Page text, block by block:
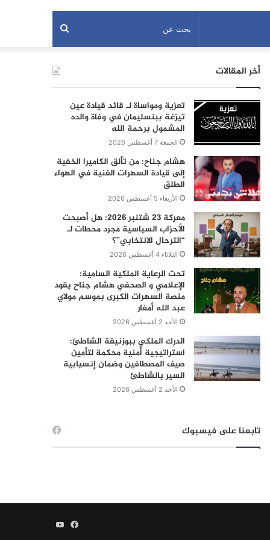
بحث
عن أخر المقالات
تعزية ومواساة لـ قائد قيادة عين
تيزغة ببنسليمان في وفاة والده
المشمول برحمة الله
الجمعة 7 أغسطس 2026
هشام جناح: من تألق الكاميرا الخفية
إلى قيادة السهرات الفنية في الهواء
الطلق
الأربعاء 5 أغسطس 2026
معركة 23 شتنبر 2026: هل أصبحت
الأحزاب السياسية مجرد محطات لـ
“الترحال الانتخابي”؟
الثلاثاء 4 أغسطس 2026
تحت الرعاية الملكية السامية:
الإعلامي و الصحفي هشام جناح يقود
منصة السهرات الكبرى بموسم مولاي
عبد الله أمغار
الأحد 2 أغسطس 2026
الدرك الملكي ببوزنيقة الشاطئ:
استراتيجية أمنية محكمة لتأمين
صيف المصطافين وضمان إنسيابية
السير بالشاطئ
الأحد 2 أغسطس 2026
تابعنا على فيسبوك
فيسبوكيوتيوب